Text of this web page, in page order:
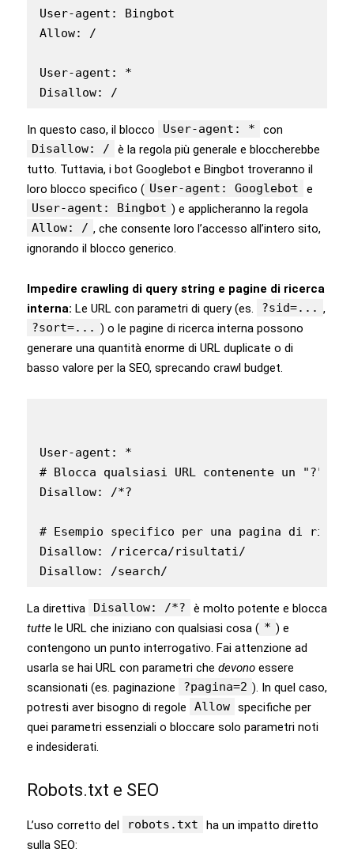
User-agent: Bingbot
Allow: /
User-agent: *
Disallow: /
In questo caso, il blocco User-agent: *
con
Disallow: /
è la regola più generale e bloccherebbe
tutto. Tuttavia, i bot Googlebot e Bingbot troveranno il
loro blocco specifico ( User-agent: Googlebot
e
User-agent: Bingbot ) e applicheranno la regola
Allow: / , che consente loro l’accesso all’intero sito,
ignorando il blocco generico.
Impedire crawling di query string e pagine di ricerca
interna: Le URL con parametri di query (es. ?sid=... ,
?sort=... ) o le pagine di ricerca interna possono
generare una quantità enorme di URL duplicate o di
basso valore per la SEO, sprecando crawl budget.
User-agent: *
# Blocca qualsiasi URL contenente un "?"
Disallow: /*?
# Esempio specifico per una pagina di
Disallow: /ricerca/risultati/
Disallow: /search/
La direttiva Disallow: /*?
è molto potente e blocca
tutte le URL che iniziano con qualsiasi cosa ( * ) e
contengono un punto interrogativo. Fai attenzione ad
usarla se hai URL con parametri che devono essere
scansionati (es. paginazione
?pagina=2 ). In quel caso,
potresti aver bisogno di regole
Allow specifiche per
quei parametri essenziali o bloccare solo parametri noti
e indesiderati.
Robots.txt e SEO
L’uso corretto del robots.txt
ha un impatto diretto
sulla SEO: